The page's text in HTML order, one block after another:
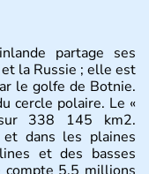
partage ses
la Russie ; elle est
le golfe de Botnie.
cercle polaire. Le «
338 145 km2.
dans les plaines
et des basses